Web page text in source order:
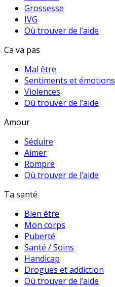
Grossesse
IVG
Où trouver de l’aide
Ca va pas
Mal être
Sentiments et émotions
Violences
Où trouver de l’aide
Amour
Séduire
Aimer
Rompre
Où trouver de l’aide
Ta santé
Bien être
Mon corps
Puberté
Santé / Soins
Handicap
Drogues et addiction
Où trouver de l’aide